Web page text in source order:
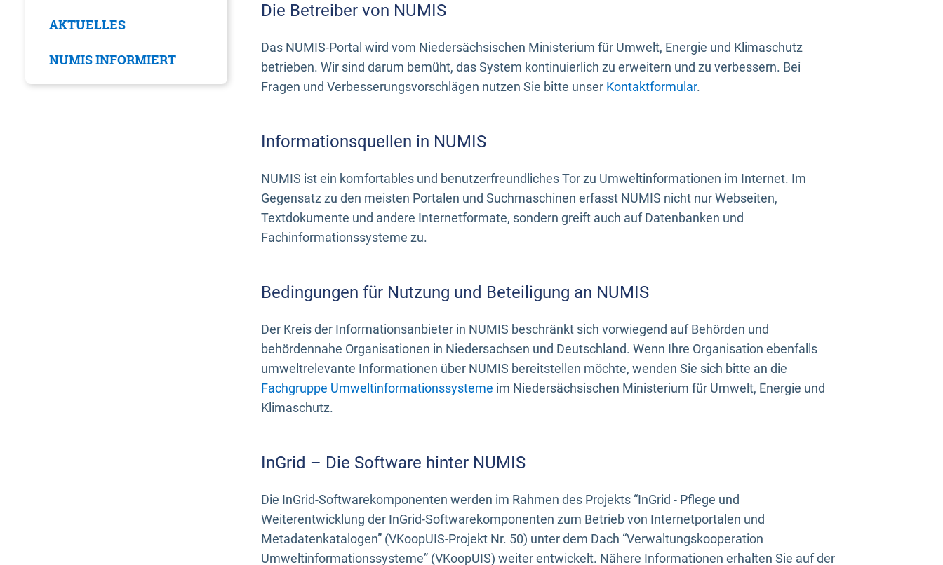
AKTUELLES
NUMIS INFORMIERT
Die Betreiber von NUMIS
Das NUMIS-Portal wird vom Niedersächsischen Ministerium für Umwelt, Energie und Klimaschutz
betrieben. Wir sind darum bemüht, das System kontinuierlich zu erweitern und zu verbessern. Bei
Fragen und Verbesserungsvorschlägen nutzen Sie bitte unser Kontaktformular.
Informationsquellen in NUMIS
NUMIS ist ein komfortables und benutzerfreundliches Tor zu Umweltinformationen im Internet. Im
Gegensatz zu den meisten Portalen und Suchmaschinen erfasst NUMIS nicht nur Webseiten,
Textdokumente und andere Internetformate, sondern greift auch auf Datenbanken und
Fachinformationssysteme zu.
Bedingungen für Nutzung und Beteiligung an NUMIS
Der Kreis der Informationsanbieter in NUMIS beschränkt sich vorwiegend auf Behörden und
behördennahe Organisationen in Niedersachsen und Deutschland. Wenn Ihre Organisation ebenfalls
umweltrelevante Informationen über NUMIS bereitstellen möchte, wenden Sie sich bitte an die
Fachgruppe Umweltinformationssysteme im Niedersächsischen Ministerium für Umwelt, Energie und
Klimaschutz.
InGrid – Die Software hinter NUMIS
Die InGrid-Softwarekomponenten werden im Rahmen des Projekts “InGrid - Pflege und
Weiterentwicklung der InGrid-Softwarekomponenten zum Betrieb von Internetportalen und
Metadatenkatalogen” (VKoopUIS-Projekt Nr. 50) unter dem Dach “Verwaltungskooperation
Umweltinformationssysteme” (VKoopUIS) weiter entwickelt. Nähere Informationen erhalten Sie auf der